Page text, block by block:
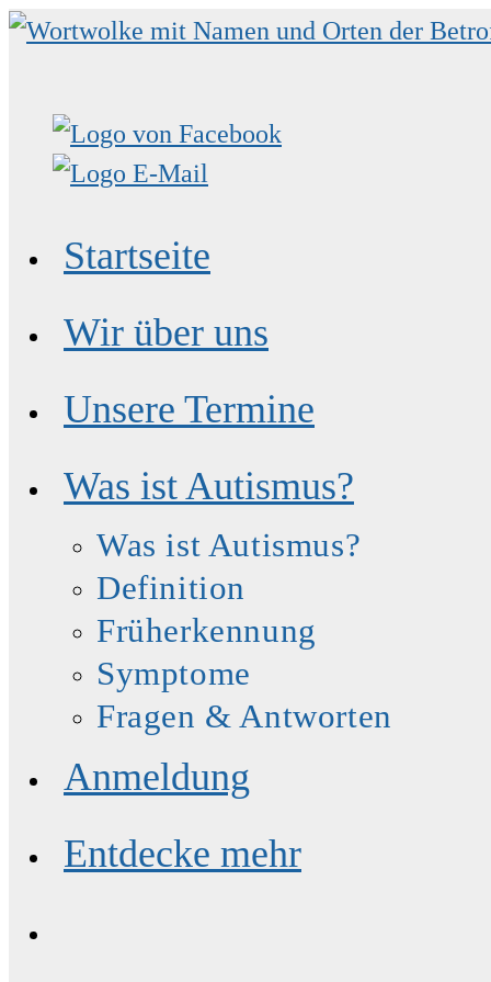
Zum
Startseite
Wir über uns
Unsere Termine
Was ist Autismus?
Was ist Autismus?
Definition
Früherkennung
Symptome
Fragen & Antworten
Anmeldung
Entdecke mehr